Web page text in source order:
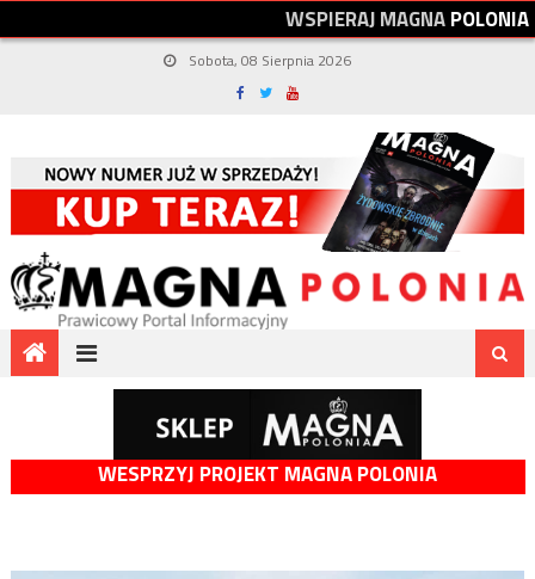
WSPIERAJMAGNAPOLONIA
Sobota, 08 Sierpnia 2026
WESPRZYJ PROJEKT MAGNA POLONIA